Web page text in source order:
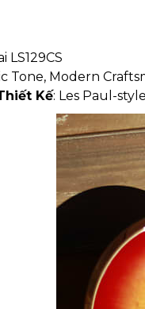
LS129CS
Tone, Modern
Kế: Les Paul-